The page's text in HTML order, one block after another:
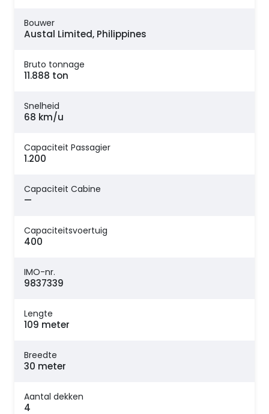
Bouwer
Austal Limited, Philippines
Bruto tonnage
11.888 ton
Snelheid
68 km/u
Capaciteit Passagier
1.200
Capaciteit Cabine
—
Capaciteitsvoertuig
400
IMO-nr.
9837339
Lengte
109 meter
Breedte
30 meter
Aantal dekken
4